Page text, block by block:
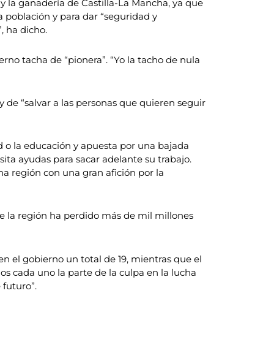
ganadería de Castilla-La Mancha, ya que
población y para dar “seguridad y
ha dicho.
tacha de “pionera”. “Yo la tacho de nula
“salvar a las personas que quieren seguir
la educación y apuesta por una bajada
ayudas para sacar adelante su trabajo.
región con una gran afición por la
la región ha perdido más de mil millones
el gobierno un total de 19, mientras que el
cada uno la parte de la culpa en la lucha